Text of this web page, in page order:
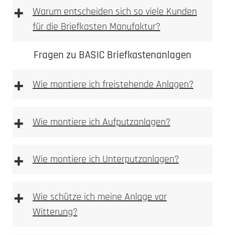
+
Warum entscheiden sich so viele Kunden
für die Briefkasten Manufaktur?
Fragen zu BASIC Briefkastenanlagen
+ Wie montiere ich freistehende Anlagen?
+ Wie montiere ich Aufputzanlagen?
+ Wie montiere ich Unterputzanlagen?
+
Wie schütze ich meine Anlage vor
Witterung?